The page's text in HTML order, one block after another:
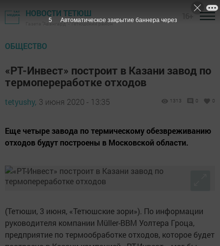
НОВОСТИ ТЕТЮШ
Газета "Авангард" - Тетюшский район
ОБЩЕСТВО
«РТ-Инвест» построит в Казани завод по
термопереработке отходов
tetyushy, 3 июня 2020 - 13:35 1313 0 0
Еще четыре завода по термическому обезвреживанию
отходов будут построены в Московской области.
(Тетюши, 3 июня, «Тетюшские зори»). По информации
руководителя компании Müller-BBM Уолтера Гроца,
предприятие по термообработке отходов, которое будет
4 Автоматическое закрытие баннера через